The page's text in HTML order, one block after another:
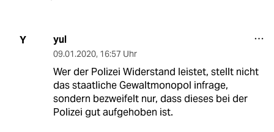
Y yul
09.01.2020, 16:57 Uhr
Wer der Polizei Widerstand leistet, stellt nicht
das staatliche Gewaltmonopol infrage,
sondern bezweifelt nur, dass dieses bei der
Polizei gut aufgehoben ist.